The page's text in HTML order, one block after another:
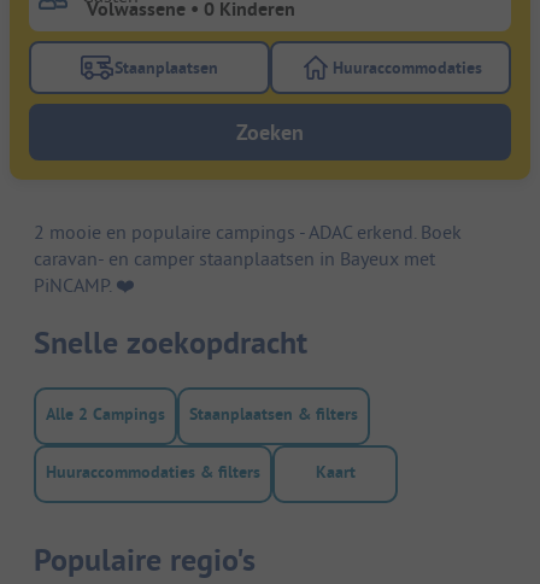
Gebruik de filterknop staanplaatsen om te zoeken
Staanplaatsen Gebruik de
Huuraccommodaties
Zoeken
2 mooie en populaire campings - ADAC erkend. Boek
caravan- en camper staanplaatsen in Bayeux met
PiNCAMP. ❤️️
Snelle zoekopdracht
Alle 2 Campings Staanplaatsen & filters
Huuraccommodaties & filters Kaart
Populaire regio's